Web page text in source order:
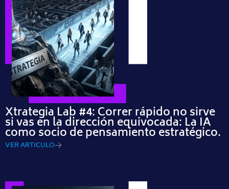
Xtrategia Lab #4: Correr rápido no sirve
si vas en la dirección equivocada: La IA
como socio de pensamiento estratégico.
VER ARTICULO